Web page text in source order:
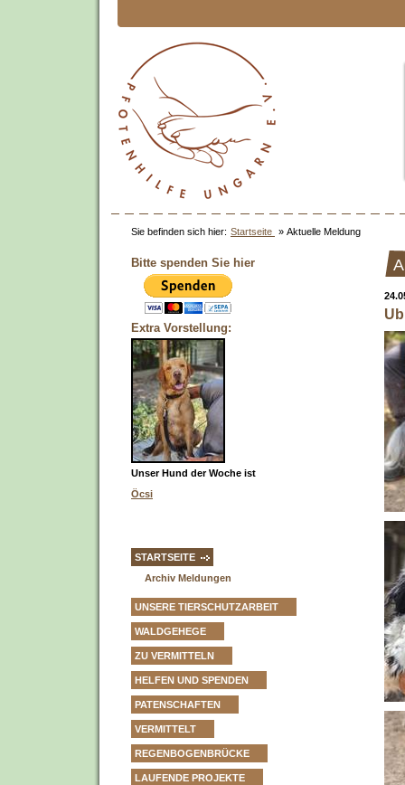
Sie befinden sich hier: Startseite » Aktuelle Meldung
Bitte spenden Sie hier
Extra Vorstellung:
Unser Hund der Woche ist
Öcsi
STARTSEITE
Archiv Meldungen
UNSERE TIERSCHUTZARBEIT
WALDGEHEGE
ZU VERMITTELN
HELFEN UND SPENDEN
PATENSCHAFTEN
VERMITTELT
REGENBOGENBRÜCKE
LAUFENDE PROJEKTE